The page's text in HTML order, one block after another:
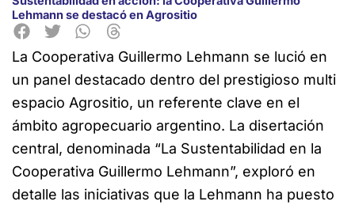
Lehmann se destacó en Agrositio
La Cooperativa Guillermo Lehmann se lució en
un panel destacado dentro del prestigioso multi
espacio Agrositio, un referente clave en el
ámbito agropecuario argentino. La disertación
central, denominada “La Sustentabilidad en la
Cooperativa Guillermo Lehmann”, exploró en
detalle las iniciativas que la Lehmann ha puesto